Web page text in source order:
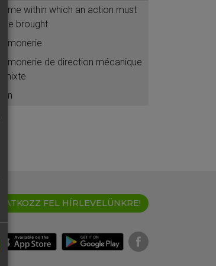
time within which an action must
be brought
timonerie
timonerie de direction mécanique
mixte
tin
IRATKOZZ FEL HÍRLEVELÜNKRE!